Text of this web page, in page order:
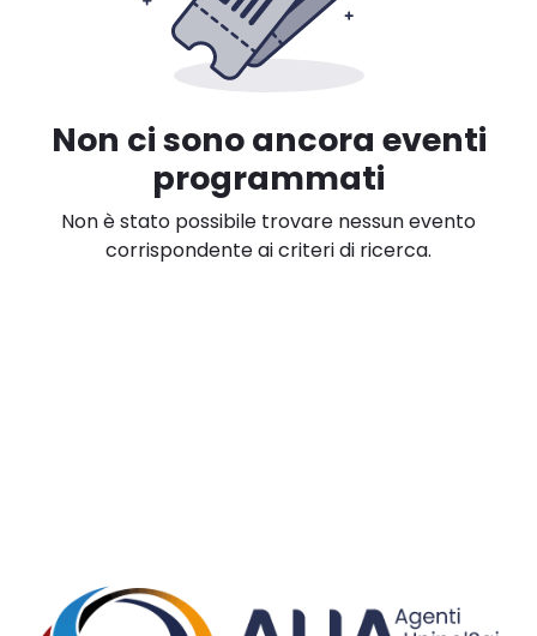
Non ci sono ancora eventi
programmati
Non è stato possibile trovare nessun evento
corrispondente ai criteri di ricerca.